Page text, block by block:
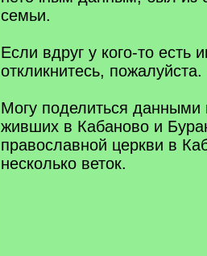
семьи.
Если вдруг у кого-то есть
откликнитесь, пожалуйста.
Могу поделиться данными
живших в Кабаново и
православной церкви в
несколько веток.